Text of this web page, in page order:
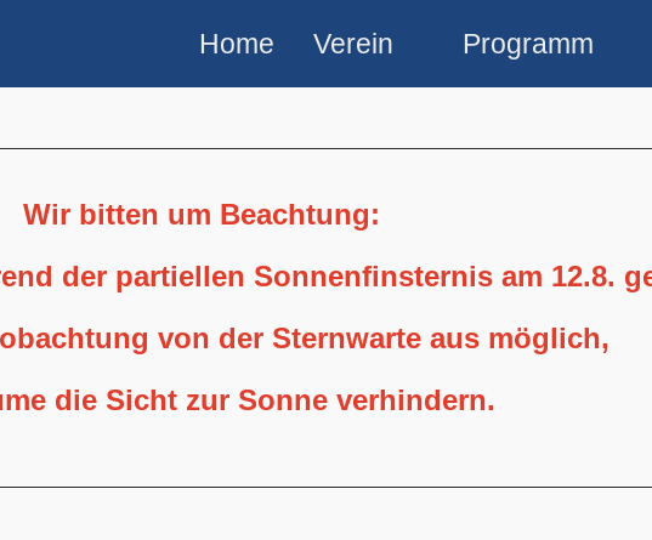
Home Verein Programm
Wir bitten um Beachtung:
der partiellen Sonnenfinsternis am 12.8.
von der Sternwarte aus möglich,
die Sicht zur Sonne verhindern.